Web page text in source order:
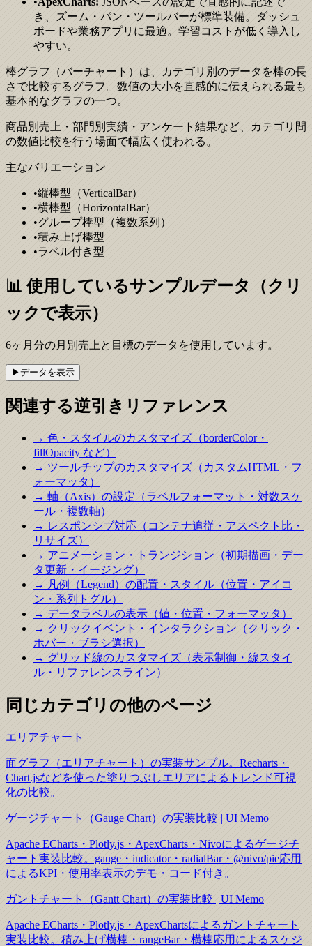
き、ズーム・パン・ツールバーが標準装備。ダッシュ
ボードや業務アプリに最適。学習コストが低く導入し
やすい。
棒グラフ（バーチャート）は、カテゴリ別のデータを棒の長
さで比較するグラフ。数値の大小を直感的に伝えられる最も
基本的なグラフの一つ。
商品別売上・部門別実績・アンケート結果など、カテゴリ間
の数値比較を行う場面で幅広く使われる。
主なバリエーション
•縦棒型（VerticalBar）
•横棒型（HorizontalBar）
•グループ棒型（複数系列）
•積み上げ棒型
•ラベル付き型
📊 使用しているサンプルデータ（クリ
ックで表示）
6ヶ月分の月別売上と目標のデータを使用しています。
▶データを表示
関連する逆引きリファレンス
→ 色・スタイルのカスタマイズ（borderColor・
fillOpacity など）
→ ツールチップのカスタマイズ（カスタムHTML・フ
ォーマッタ）
→ 軸（Axis）の設定（ラベルフォーマット・対数スケ
ール・複数軸）
→ レスポンシブ対応（コンテナ追従・アスペクト比・
リサイズ）
→ アニメーション・トランジション（初期描画・デー
タ更新・イージング）
→ 凡例（Legend）の配置・スタイル（位置・アイコ
ン・系列トグル）
→ データラベルの表示（値・位置・フォーマッタ）
→ クリックイベント・インタラクション（クリック・
ホバー・ブラシ選択）
→ グリッド線のカスタマイズ（表示制御・線スタイ
ル・リファレンスライン）
同じカテゴリの他のページ
エリアチャート
面グラフ（エリアチャート）の実装サンプル。Recharts・
Chart.jsなどを使った塗りつぶしエリアによるトレンド可視
化の比較。
ゲージチャート（Gauge Chart）の実装比較 | UI Memo
Apache ECharts・Plotly.js・ApexCharts・Nivoによるゲージチ
ャート実装比較。gauge・indicator・radialBar・@nivo/pie応用
によるKPI・使用率表示のデモ・コード付き。
ガントチャート（Gantt Chart）の実装比較 | UI Memo
Apache ECharts・Plotly.js・ApexChartsによるガントチャート
実装比較。積み上げ横棒・rangeBar・横棒応用によるスケジ